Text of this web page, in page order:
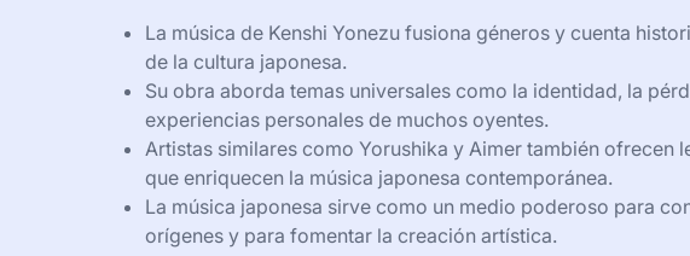
La música de Kenshi Yonezu fusiona géneros y cuenta
de la cultura japonesa.
Su obra aborda temas universales como la identidad, la
experiencias personales de muchos oyentes.
Artistas similares como Yorushika y Aimer también ofrecen
que enriquecen la música japonesa contemporánea.
La música japonesa sirve como un medio poderoso para
orígenes y para fomentar la creación artística.